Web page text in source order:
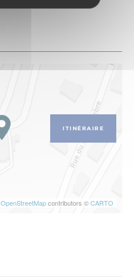
OpenStreetMapcontributors ©CARTO
ITINÉRAIRE